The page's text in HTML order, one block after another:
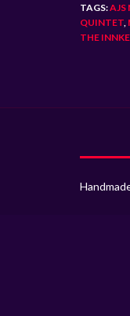
TAGS:AJS
QUINTET
THE